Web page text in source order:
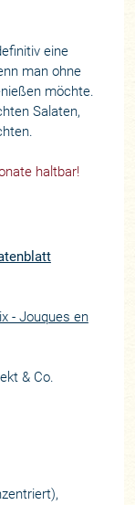
eine
man ohne
möchte.
Salaten,
haltbar!
- Jouques en
& Co.